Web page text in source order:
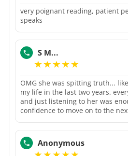
very poignant reading, patient
speaks
S M...
OMG she was spitting truth...
my life in the last two years.
and just listening to her was
confidence to move on to the
Anonymous